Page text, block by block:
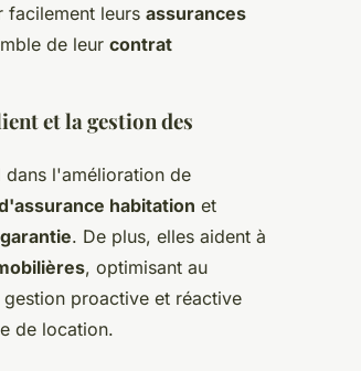
facilement leurs assurances
de leur contrat
et la gestion des
l'amélioration de
habitation et
. De plus, elles aident à
, optimisant au
gestion proactive et réactive
de location.